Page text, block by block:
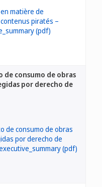
consumo de obras
por derecho de